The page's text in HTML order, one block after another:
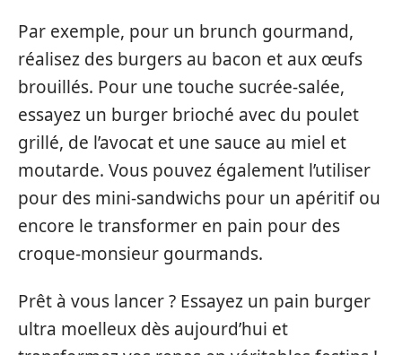
Par exemple, pour un brunch gourmand,
réalisez des burgers au bacon et aux œufs
brouillés. Pour une touche sucrée-salée,
essayez un burger brioché avec du poulet
grillé, de l’avocat et une sauce au miel et
moutarde. Vous pouvez également l’utiliser
pour des mini-sandwichs pour un apéritif ou
encore le transformer en pain pour des
croque-monsieur gourmands.
Prêt à vous lancer ? Essayez un pain burger
ultra moelleux dès aujourd’hui et